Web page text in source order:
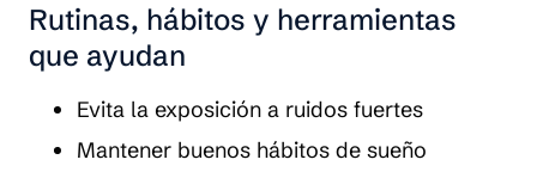
Rutinas, hábitos y herramientas
que ayudan
Evita la exposición a ruidos fuertes
Mantener buenos hábitos de sueño